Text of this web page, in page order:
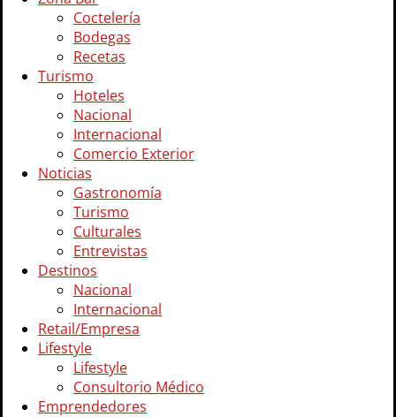
Coctelería
Bodegas
Recetas
Turismo
Hoteles
Nacional
Internacional
Comercio Exterior
Noticias
Gastronomía
Turismo
Culturales
Entrevistas
Destinos
Nacional
Internacional
Retail/Empresa
Lifestyle
Lifestyle
Consultorio Médico
Emprendedores